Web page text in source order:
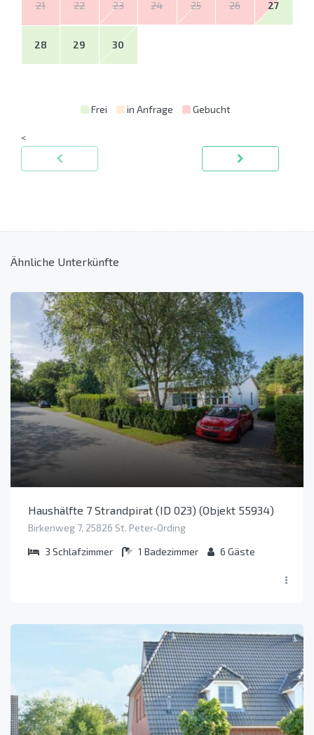
21 22 23 24 25 26 27
28 29 30
Frei in Anfrage Gebucht
<
Ähnliche Unterkünfte
Haushälfte 7 Strandpirat (ID 023) (Objekt 55934)
Birkenweg 7, 25826 St. Peter-Ording
3 Schlafzimmer 1 Badezimmer 6 Gäste